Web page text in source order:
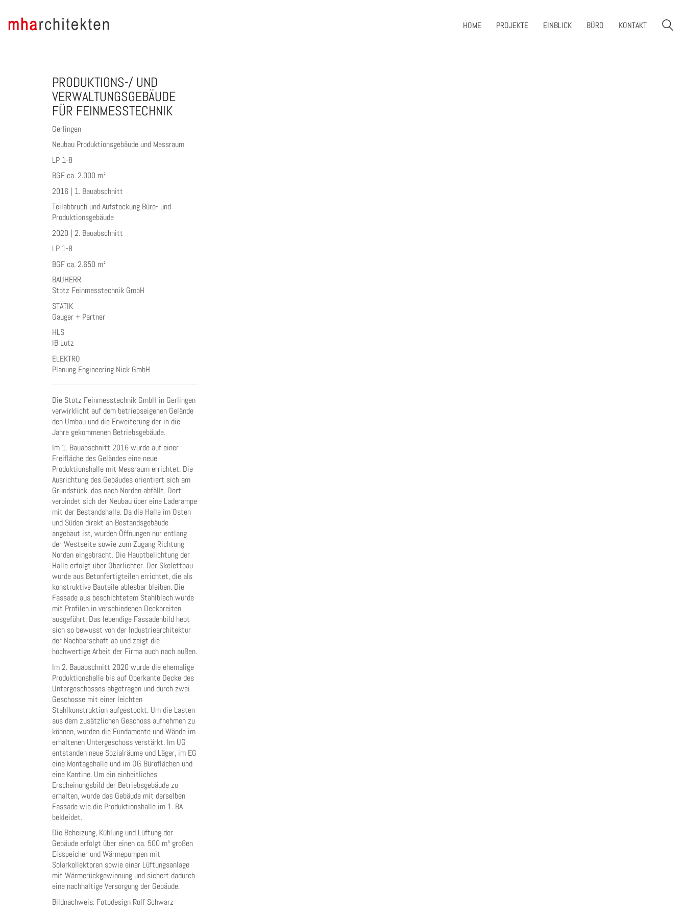
HOME PROJEKTE EINBLICK BÜRO KONTAKT
PRODUKTIONS-/ UND
VERWALTUNGSGEBÄUDE
FÜR FEINMESSTECHNIK
Gerlingen
Neubau Produktionsgebäude und Messraum
LP 1-8
BGF ca. 2.000 m²
2016 | 1. Bauabschnitt
Teilabbruch und Aufstockung Büro- und
Produktionsgebäude
2020 | 2. Bauabschnitt
LP 1-8
BGF ca. 2.650 m²
BAUHERR
Stotz Feinmesstechnik GmbH
STATIK
Gauger + Partner
HLS
IB Lutz
ELEKTRO
Planung Engineering Nick GmbH
Die Stotz Feinmesstechnik GmbH in Gerlingen
verwirklicht auf dem betriebseigenen Gelände
den Umbau und die Erweiterung der in die
Jahre gekommenen Betriebsgebäude.
Im 1. Bauabschnitt 2016 wurde auf einer
Freifläche des Geländes eine neue
Produktionshalle mit Messraum errichtet. Die
Ausrichtung des Gebäudes orientiert sich am
Grundstück, das nach Norden abfällt. Dort
verbindet sich der Neubau über eine Laderampe
mit der Bestandshalle. Da die Halle im Osten
und Süden direkt an Bestandsgebäude
angebaut ist, wurden Öffnungen nur entlang
der Westseite sowie zum Zugang Richtung
Norden eingebracht. Die Hauptbelichtung der
Halle erfolgt über Oberlichter. Der Skelettbau
wurde aus Betonfertigteilen errichtet, die als
konstruktive Bauteile ablesbar bleiben. Die
Fassade aus beschichtetem Stahlblech wurde
mit Profilen in verschiedenen Deckbreiten
ausgeführt. Das lebendige Fassadenbild hebt
sich so bewusst von der Industriearchitektur
der Nachbarschaft ab und zeigt die
hochwertige Arbeit der Firma auch nach außen.
Im 2. Bauabschnitt 2020 wurde die ehemalige
Produktionshalle bis auf Oberkante Decke des
Untergeschosses abgetragen und durch zwei
Geschosse mit einer leichten
Stahlkonstruktion aufgestockt. Um die Lasten
aus dem zusätzlichen Geschoss aufnehmen zu
können, wurden die Fundamente und Wände im
erhaltenen Untergeschoss verstärkt. Im UG
entstanden neue Sozialräume und Läger, im EG
eine Montagehalle und im OG Büroflächen und
eine Kantine. Um ein einheitliches
Erscheinungsbild der Betriebsgebäude zu
erhalten, wurde das Gebäude mit derselben
Fassade wie die Produktionshalle im 1. BA
bekleidet.
Die Beheizung, Kühlung und Lüftung der
Gebäude erfolgt über einen ca. 500 m³ großen
Eisspeicher und Wärmepumpen mit
Solarkollektoren sowie einer Lüftungsanlage
mit Wärmerückgewinnung und sichert dadurch
eine nachhaltige Versorgung der Gebäude.
Bildnachweis: Fotodesign Rolf Schwarz